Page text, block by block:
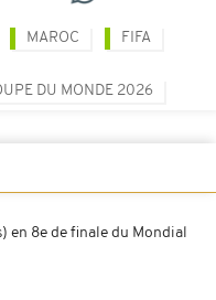
MAROC FIFA
DU MONDE 2026
en 8e de finale du Mondial